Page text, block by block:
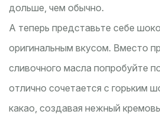
дольше, чем обычно.
А теперь представьте себе
оригинальным вкусом. Вместо
сливочного масла попробуйте
отлично сочетается с горьким
какао, создавая нежный